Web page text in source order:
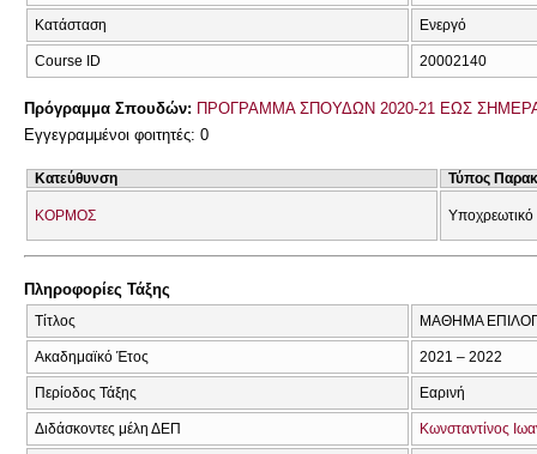
Κατάσταση Ενεργό
Course ID 20002140
Πρόγραμμα Σπουδών: ΠΡΟΓΡΑΜΜΑ ΣΠΟΥΔΩΝ 2020-21 ΕΩΣ
Εγγεγραμμένοι φοιτητές: 0
Κατεύθυνση Τύπος
ΚΟΡΜΟΣ
Πληροφορίες Τάξης
Τίτλος ΜΑΘΗΜΑ
Ακαδημαϊκό Έτος 2021 – 2022
Περίοδος Τάξης Εαρινή
Διδάσκοντες μέλη ΔΕΠ Κωνσταντίνος